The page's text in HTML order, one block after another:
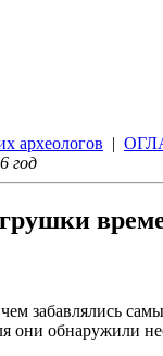
археологов |
год
забавлялись
они обнаружили